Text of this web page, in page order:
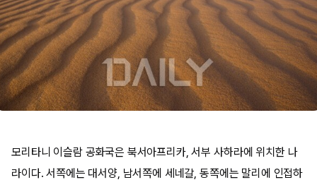
모리타니 이슬람 공화국은 북서아프리카, 서부 사하라에 위치한 나
라이다. 서쪽에는 대서양, 남서쪽에 세네갈, 동쪽에는 말리에 인접하